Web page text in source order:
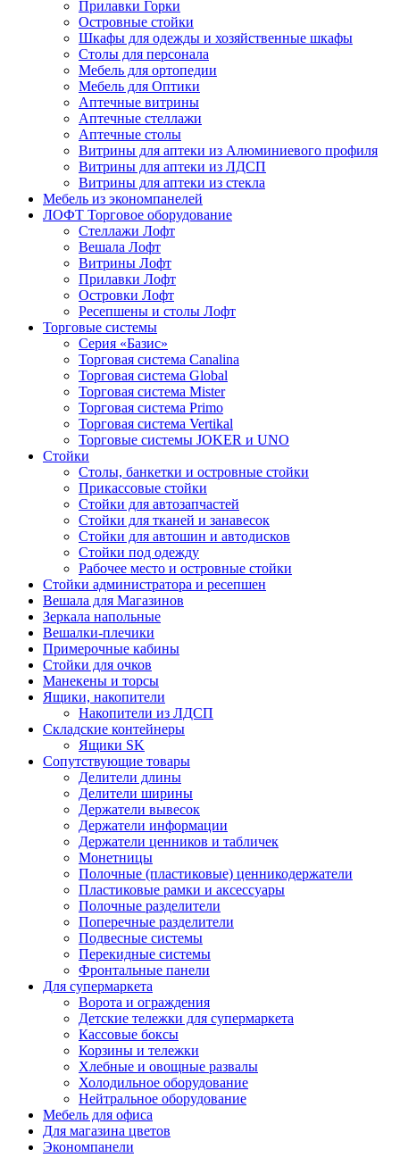
Прилавки Горки
Островные стойки
Шкафы для одежды и хозяйственные шкафы
Столы для персонала
Мебель для ортопедии
Мебель для Оптики
Аптечные витрины
Аптечные стеллажи
Аптечные столы
Витрины для аптеки из Алюминиевого профиля
Витрины для аптеки из ЛДСП
Витрины для аптеки из стекла
Мебель из экономпанелей
ЛОФТ Торговое оборудование
Стеллажи Лофт
Вешала Лофт
Витрины Лофт
Прилавки Лофт
Островки Лофт
Ресепшены и столы Лофт
Торговые системы
Серия «Базис»
Торговая система Canalina
Торговая система Global
Торговая система Mister
Торговая система Primo
Торговая система Vertikal
Торговые системы JOKER и UNO
Стойки
Столы, банкетки и островные стойки
Прикассовые стойки
Стойки для автозапчастей
Стойки для тканей и занавесок
Стойки для автошин и автодисков
Стойки под одежду
Рабочее место и островные стойки
Стойки администратора и ресепшен
Вешала для Магазинов
Зеркала напольные
Вешалки-плечики
Примерочные кабины
Стойки для очков
Манекены и торсы
Ящики, накопители
Накопители из ЛДСП
Складские контейнеры
Ящики SK
Сопутствующие товары
Делители длины
Делители ширины
Держатели вывесок
Держатели информации
Держатели ценников и табличек
Монетницы
Полочные (пластиковые) ценникодержатели
Пластиковые рамки и аксессуары
Полочные разделители
Поперечные разделители
Подвесные системы
Перекидные системы
Фронтальные панели
Для супермаркета
Ворота и ограждения
Детские тележки для супермаркета
Кассовые боксы
Корзины и тележки
Хлебные и овощные развалы
Холодильное оборудование
Нейтральное оборудование
Мебель для офиса
Для магазина цветов
Экономпанели